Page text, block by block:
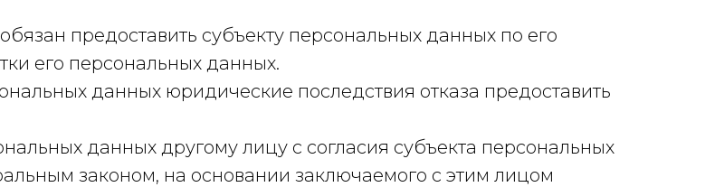
предоставить субъекту персональных данных по его
его персональных данных.
данных юридические последствия отказа предоставить
данных другому лицу с согласия субъекта персональных
законом, на основании заключаемого с этим лицом